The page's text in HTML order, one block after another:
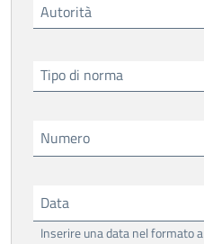
Autorità
Tipo di norma
Numero
Data
Inserire una data nel formato